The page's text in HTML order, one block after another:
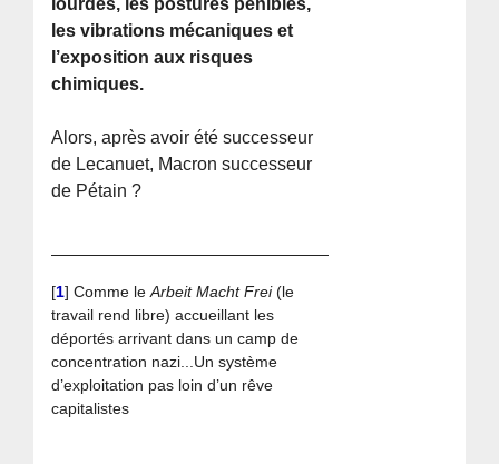
les vibrations mécaniques et
l’exposition aux risques
chimiques.
Alors, après avoir été successeur
de Lecanuet, Macron successeur
de Pétain ?
[1]Comme leArbeit Macht Frei(le
travail rend libre) accueillant les
déportés arrivant dans un camp de
concentration nazi...Un système
d’exploitation pas loin d’un rêve
capitalistes